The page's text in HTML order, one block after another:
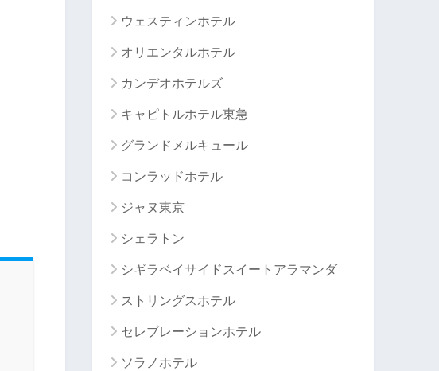
ウェスティンホテル
オリエンタルホテル
カンデオホテルズ
キャピトルホテル東急
グランドメルキュール
コンラッドホテル
ジャヌ東京
シェラトン
シギラベイサイドスイートアラマンダ
ストリングスホテル
セレブレーションホテル
ソラノホテル